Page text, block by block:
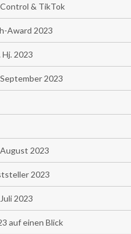
& TikTok
Award 2023
2023
2023
2023
2023
2023
auf einen Blick